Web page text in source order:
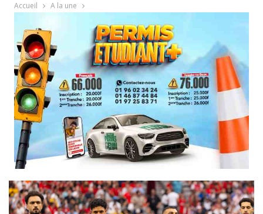
Accueil A la une